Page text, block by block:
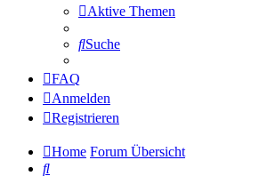
Aktive Themen
Suche
FAQ
Anmelden
Registrieren
Home Forum Übersicht
Suche